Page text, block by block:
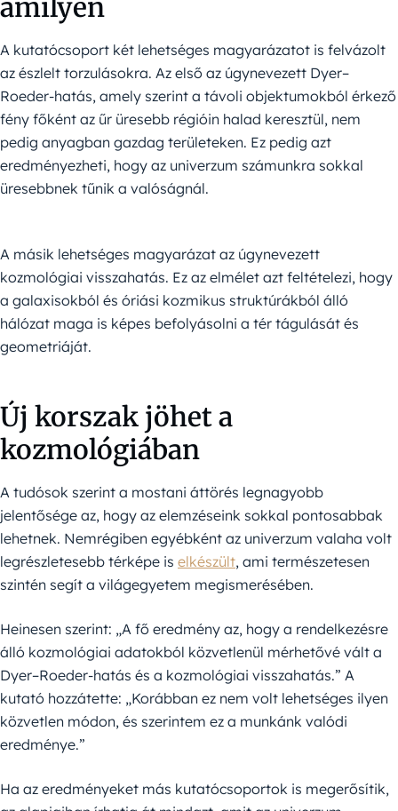
amilyen
A kutatócsoport két lehetséges magyarázatot is felvázolt
az észlelt torzulásokra. Az első az úgynevezett Dyer–
Roeder-hatás, amely szerint a távoli objektumokból érkező
fény főként az űr üresebb régióin halad keresztül, nem
pedig anyagban gazdag területeken. Ez pedig azt
eredményezheti, hogy az univerzum számunkra sokkal
üresebbnek tűnik a valóságnál.
A másik lehetséges magyarázat az úgynevezett
kozmológiai visszahatás. Ez az elmélet azt feltételezi, hogy
a galaxisokból és óriási kozmikus struktúrákból álló
hálózat maga is képes befolyásolni a tér tágulását és
geometriáját.
Új korszak jöhet a
kozmológiában
A tudósok szerint a mostani áttörés legnagyobb
jelentősége az, hogy az elemzéseink sokkal pontosabbak
lehetnek. Nemrégiben egyébként az univerzum valaha volt
legrészletesebb térképe is elkészült, ami természetesen
szintén segít a világegyetem megismerésében.
Heinesen szerint: „A fő eredmény az, hogy a rendelkezésre
álló kozmológiai adatokból közvetlenül mérhetővé vált a
Dyer–Roeder-hatás és a kozmológiai visszahatás.” A
kutató hozzátette: „Korábban ez nem volt lehetséges ilyen
közvetlen módon, és szerintem ez a munkánk valódi
eredménye.”
Ha az eredményeket más kutatócsoportok is megerősítik,